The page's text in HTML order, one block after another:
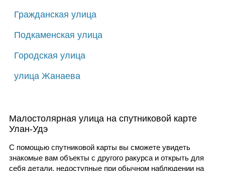
Гражданская улица
Подкаменская улица
Городская улица
улица Жанаева
Малостолярная улица на спутниковой карте
Улан-Удэ
С помощью спутниковой карты вы сможете увидеть
знакомые вам объекты с другого ракурса и открыть для
себя детали, недоступные при обычном наблюдении на